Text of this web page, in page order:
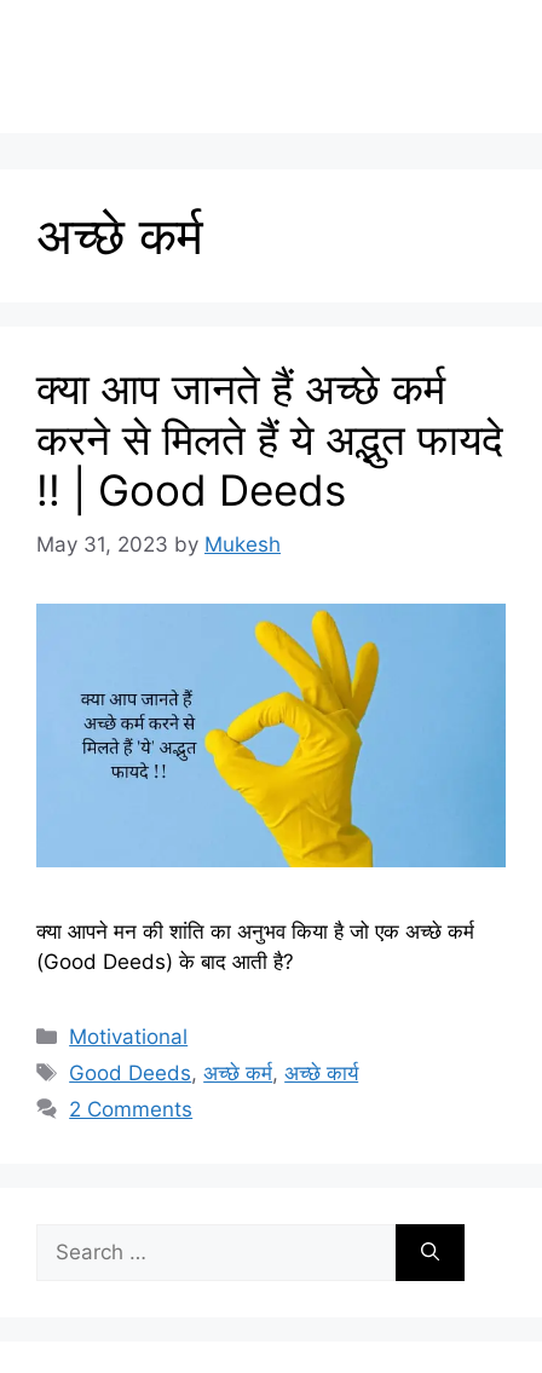
अच्छे कर्म
क्या आप जानते हैं अच्छे कर्म
करने से मिलते हैं ये अद्भुत फायदे
!! | Good Deeds
May 31, 2023 by Mukesh
क्या आपने मन की शांति का अनुभव किया है जो एक अच्छे कर्म
(Good Deeds) के बाद आती है?
Categories
Motivational
Tags
Good Deeds,अच्छे कर्म,अच्छे कार्य
2 Comments
for: